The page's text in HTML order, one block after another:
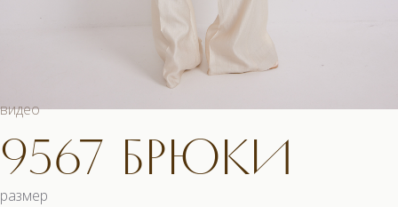
видео
9567 БРЮКИ
размер